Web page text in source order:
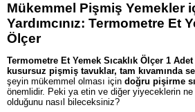
Mükemmel Pişmiş Yemekler
Yardımcınız: Termometre Et
Ölçer
Termometre Et Yemek Sıcaklık Ölçer 1
kusursuz pişmiş tavuklar, tam kıvamında
şeyin mükemmel olması için doğru pişirme
önemlidir. Peki ya etin ve diğer yiyeceklerin
olduğunu nasıl bileceksiniz?